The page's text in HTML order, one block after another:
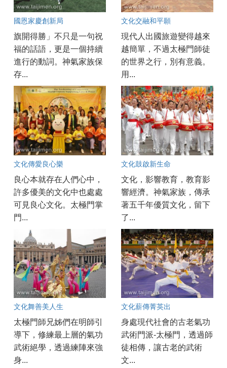
國恩家慶創新局
旗開得勝」不只是一句祝
福的話語，更是一個持續
進行的動詞。神氣家族保
存...
文化交融和平願
現代人出國旅遊變得越來
越簡單，不過太極門師徒
的世界之行，別有意義。
用...
文化傳愛良心樂
良心本就存在人們心中，
許多優美的文化中也處處
可見良心文化。太極門掌
門...
文化鼓啟新生命
文化，影響教育，教育影
響經濟。神氣家族，傳承
著五千年優質文化，留下
了...
文化舞善美人生
太極門師兄姊們在明師引
導下，修練最上層的氣功
武術絕學，透過練陣來強
身...
文化薪傳菁英出
身處現代社會的古老氣功
武術門派-太極門，透過師
徒相傳，讓古老的武術
文...